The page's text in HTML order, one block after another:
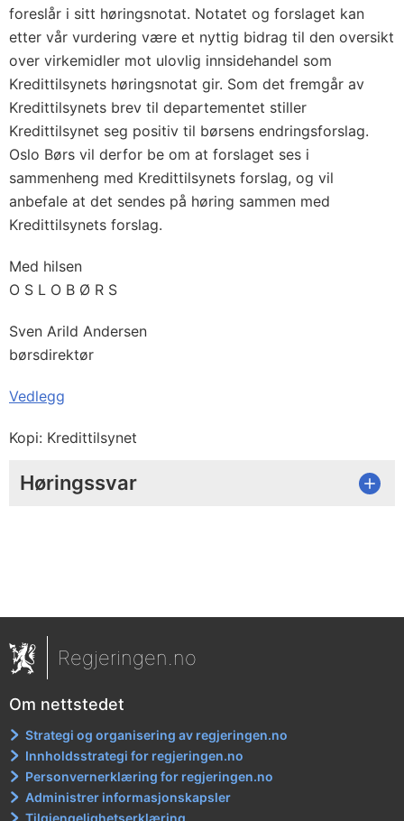
foreslår i sitt høringsnotat. Notatet og forslaget kan
etter vår vurdering være et nyttig bidrag til den oversikt
over virkemidler mot ulovlig innsidehandel som
Kredittilsynets høringsnotat gir. Som det fremgår av
Kredittilsynets brev til departementet stiller
Kredittilsynet seg positiv til børsens endringsforslag.
Oslo Børs vil derfor be om at forslaget ses i
sammenheng med Kredittilsynets forslag, og vil
anbefale at det sendes på høring sammen med
Kredittilsynets forslag.
Med hilsen
O S L O B Ø R S
Sven Arild Andersen
børsdirektør
Vedlegg
Kopi: Kredittilsynet
Høringssvar
Regjeringen.no
Om nettstedet
Strategi og organisering av regjeringen.no
Innholdsstrategi for regjeringen.no
Personvernerklæring for regjeringen.no
Administrer informasjonskapsler
Tilgjengelighetserklæring